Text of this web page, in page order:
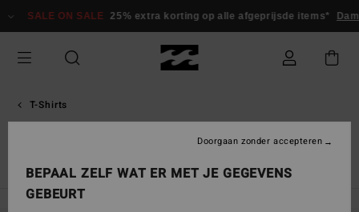
naar
raster
selectie
ON SALE 25% extra korting op alle afgeprijsde items* Dames
T-Shirts
Lange mouwen
Essential T-shirts T-Shirts met Prints
BEPAAL ZELF WAT ER MET JE GEGEVENS
GEBEURT
Doorgaan zonder accepteren